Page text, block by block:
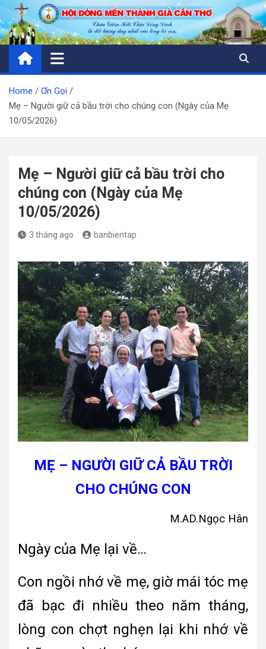
Skip
to
content
Home
Ơn Gọi
Mẹ – Người giữ cả bầu trời cho chúng con (Ngày của Mẹ
10/05/2026)
Mẹ – Người giữ cả bầu trời cho
chúng con (Ngày của Mẹ
10/05/2026)
3 tháng ago banbientap
MẸ – NGƯỜI GIỮ CẢ BẦU TRỜI
CHO CHÚNG CON
M.AD.Ngọc Hân
Ngày của Mẹ lại về…
Con ngồi nhớ về mẹ, giờ mái tóc mẹ
đã bạc đi nhiều theo năm tháng,
lòng con chợt nghẹn lại khi nhớ về